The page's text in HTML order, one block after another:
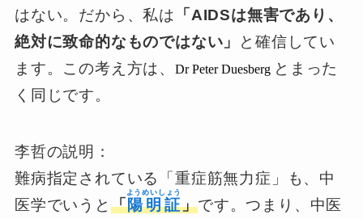
はない。だから、私は 「AIDSは無害であり、
絶対に致命的なものではない」
と確信してい
ます。この考え方は、
Dr Peter Duesberg とまった
く同じです。
李哲の説明：
難病指定されている「重症筋無力症」も、中
医学でいうと 「陽明証
ようめいしょう
」です。つまり、中医